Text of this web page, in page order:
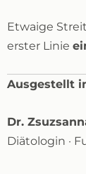
Etwaige
erster Linie
Ausgestellt
Dr.
Diätologin ·